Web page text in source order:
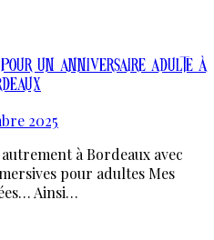
pour un anniversaire adulte à
2025
à Bordeaux avec
pour adultes Mes
Ainsi…